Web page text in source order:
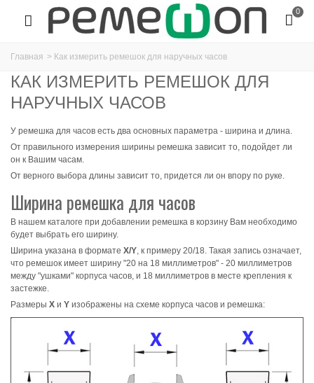
0
Главная > Как измерить ремешок для наручных часов
КАК ИЗМЕРИТЬ РЕМЕШОК ДЛЯ
НАРУЧНЫХ ЧАСОВ
У ремешка для часов есть два основных параметра - ширина и длина.
От правильного измерения ширины ремешка зависит то, подойдет ли
он к Вашим часам.
От верного выбора длины зависит то, придется ли он впору по руке.
Ширина ремешка для часов
В нашем каталоге при добавлении ремешка в корзину Вам необходимо
будет выбрать его ширину.
Ширина указана в формате X/Y, к примеру 20/18. Такая запись означает,
что ремешок имеет ширину "20 на 18 миллиметров" - 20 миллиметров
между "ушками" корпуса часов, и 18 миллиметров в месте крепления к
застежке.
Размеры X и Y изображены на схеме корпуса часов и ремешка: